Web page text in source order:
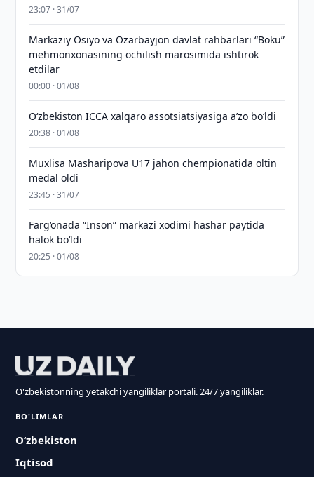
23:07 · 31/07
Markaziy Osiyo va Ozarbayjon davlat rahbarlari “Boku”
mehmonxonasining ochilish marosimida ishtirok
etdilar
00:00 · 01/08
O‘zbekiston ICCA xalqaro assotsiatsiyasiga aʼzo bo‘ldi
20:38 · 01/08
Muxlisa Masharipova U17 jahon chempionatida oltin
medal oldi
23:45 · 31/07
Farg‘onada “Inson” markazi xodimi hashar paytida
halok bo‘ldi
20:25 · 01/08
O'zbekistonning yetakchi yangiliklar portali. 24/7 yangiliklar.
BO'LIMLAR
O‘zbekiston
Iqtisod